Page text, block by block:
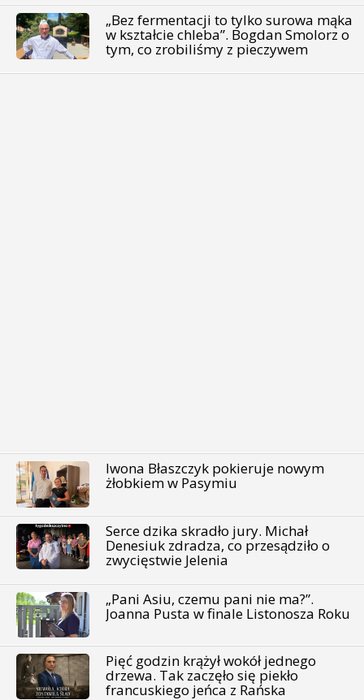
„Bez fermentacji to tylko surowa mąka
w kształcie chleba”. Bogdan Smolorz o
tym, co zrobiliśmy z pieczywem
Iwona Błaszczyk pokieruje nowym
żłobkiem w Pasymiu
Serce dzika skradło jury. Michał
Denesiuk zdradza, co przesądziło o
zwycięstwie Jelenia
„Pani Asiu, czemu pani nie ma?”.
Joanna Pusta w finale Listonosza Roku
Pięć godzin krążył wokół jednego
drzewa. Tak zaczęło się piekło
francuskiego jeńca z Rańska